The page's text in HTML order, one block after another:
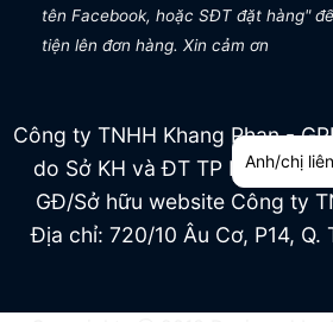
tên Facebook, hoặc SĐT đặt hàng"
tiện lên đơn hàng. Xin cảm ơn
Công ty TNHH Khang Phan -
do Sở KH và ĐT TP HCM cấp
GĐ/Sở hữu website Công ty
Địa chỉ: 720/10 Âu Cơ, P14, Q.
Anh/chị